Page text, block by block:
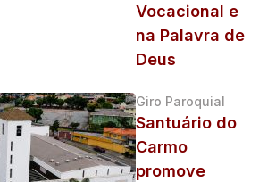
Vocacional e
na Palavra de
Deus
Giro Paroquial
Santuário do
Carmo
promove